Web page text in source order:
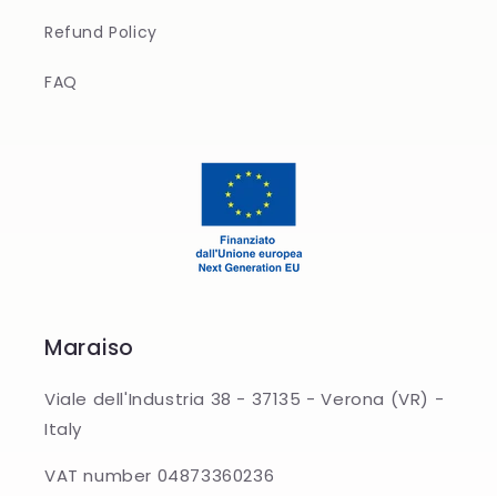
Refund Policy
FAQ
Maraiso
Viale dell'Industria 38 - 37135 - Verona (VR) -
Italy
VAT number 04873360236